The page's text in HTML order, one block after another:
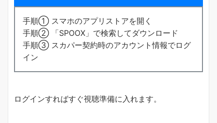
手順① スマホのアプリストアを開く
手順② 「SPOOX」で検索してダウンロード
手順③ スカパー契約時のアカウント情報でログ
イン
ログインすればすぐ視聴準備に入れます。